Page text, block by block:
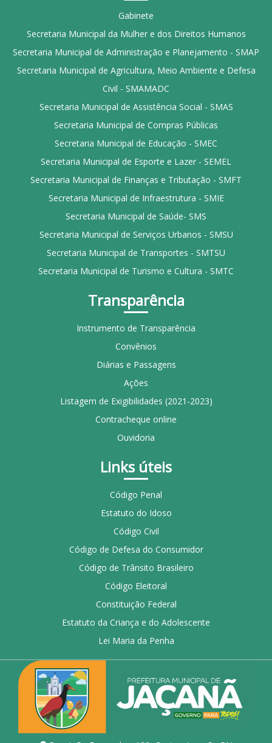
Gabinete
Secretaria Municipal da Mulher e dos Direitos Humanos
Secretaria Municipal de Administração e Planejamento - SMAP
Secretaria Municipal de Agricultura, Meio Ambiente e Defesa
Civil - SMAMADC
Secretaria Municipal de Assistência Social - SMAS
Secretaria Municipal de Compras Públicas
Secretaria Municipal de Educação - SMEC
Secretaria Municipal de Esporte e Lazer - SEMEL
Secretaria Municipal de Finanças e Tributação - SMFT
Secretaria Municipal de Infraestrutura - SMIE
Secretaria Municipal de Saúde- SMS
Secretaria Municipal de Serviços Urbanos - SMSU
Secretaria Municipal de Transportes - SMTSU
Secretaria Municipal de Turismo e Cultura - SMTC
Transparência
Instrumento de Transparência
Convênios
Diárias e Passagens
Ações
Listagem de Exigibilidades (2021-2023)
Contracheque online
Ouvidoria
Links úteis
Código Penal
Estatuto do Idoso
Código Civil
Código de Defesa do Consumidor
Código de Trânsito Brasileiro
Código Eleitoral
Constituição Federal
Estatuto da Criança e do Adolescente
Lei Maria da Penha